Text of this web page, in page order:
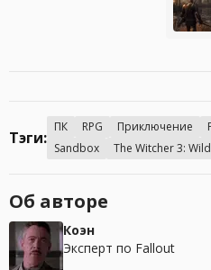
Тэги:
ПК RPG Приключение
Sandbox
The Witcher 3:
Об авторе
Коэн
Эксперт по Fallout